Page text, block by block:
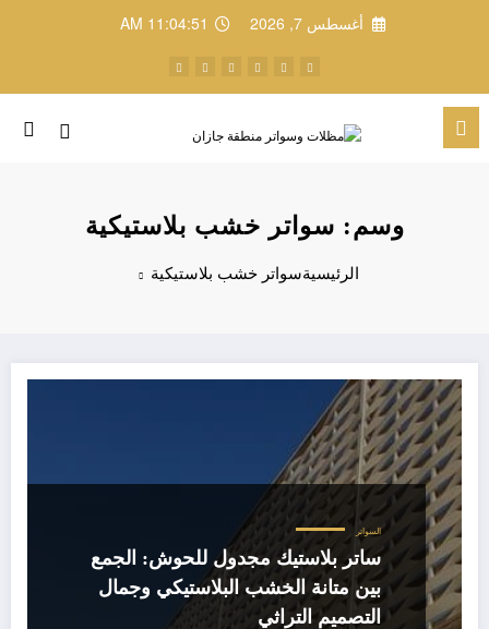
أغسطس 7, 2026 11:04:51 AM
وسم: سواتر خشب بلاستيكية
الرئيسيةسواتر خشب بلاستيكية
السواتر
ساتر بلاستيك مجدول للحوش: الجمع
بين متانة الخشب البلاستيكي وجمال
التصميم التراثي